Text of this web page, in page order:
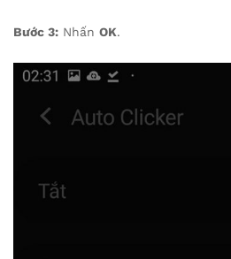
Bước 3: Nhấn OK.